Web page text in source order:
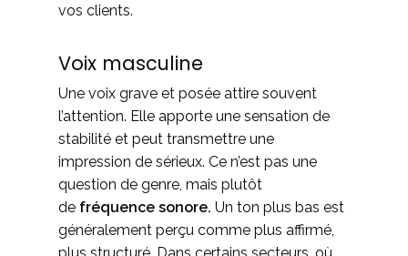
vos clients.
Voix masculine
Une voix grave et posée attire souvent
l’attention. Elle apporte une sensation de
stabilité et peut transmettre une
impression de sérieux. Ce n’est pas une
question de genre, mais plutôt
de fréquence sonore. Un ton plus bas est
généralement perçu comme plus affirmé,